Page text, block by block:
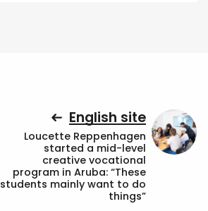
English site
Loucette Reppenhagen
started a mid-level
creative vocational
program in Aruba: “These
students mainly want to do
things”